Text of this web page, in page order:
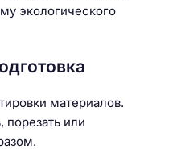
экологического
материалов.
порезать или